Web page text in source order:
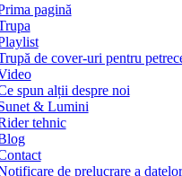
pagină
de cover-uri pentru
spun alții despre noi
& Lumini
tehnic
de prelucrare a